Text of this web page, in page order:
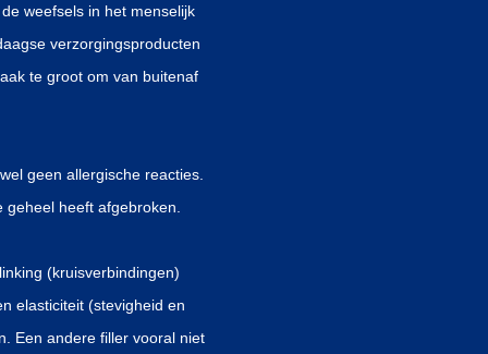
weefsels in het menselijk
verzorgingsproducten
te groot om van buitenaf
geen allergische reacties.
heeft afgebroken.
(kruisverbindingen)
elasticiteit (stevigheid en
Een andere filler vooral niet